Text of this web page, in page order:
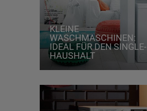
KLEINE
WASCHMASCHINEN:
IDEAL FÜR DEN SINGLE-
HAUSHALT